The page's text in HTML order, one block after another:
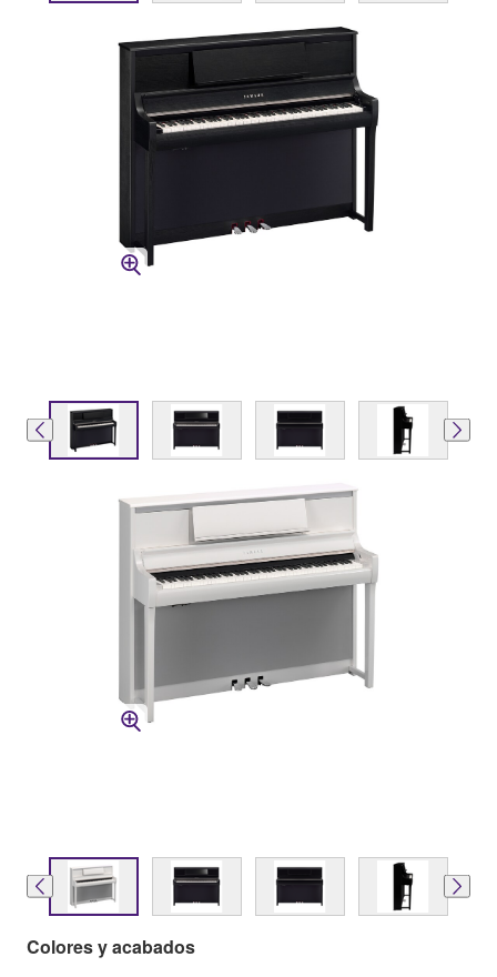
Colores y acabados